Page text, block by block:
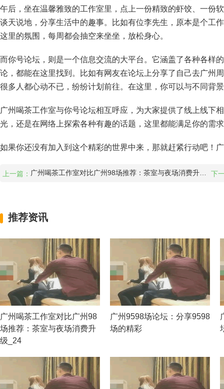
午后，坐在温馨雅致的工作室里，点上一份精致的虾饺、一份
谈天说地，分享生活中的趣事。比如有位李先生，原本是个工
这里的氛围，每周都会抽空来坐坐，放松身心。
而你号论坛，则是一个信息交流的大平台。它涵盖了各种各样
论，都能在这里找到。比如有网友在论坛上分享了自己去广州
很多人都心动不已，纷纷计划前往。在这里，你可以与不同背
广州喝茶工作室与你号论坛相互呼应，为大家提供了线上线下
光，还是在网络上探索各种有趣的话题，这里都能满足你的需
如果你还没有加入到这个精彩的世界中来，那就赶紧行动吧！
上一篇： 下
推荐资讯
广州喝茶工作室对比广州98
场推荐：茶室与夜场消费升
级_24
广州9598场论坛：分享9598
场的精彩